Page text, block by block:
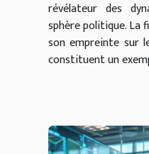
révélateur des
sphère politique. La
son empreinte sur
constituent un